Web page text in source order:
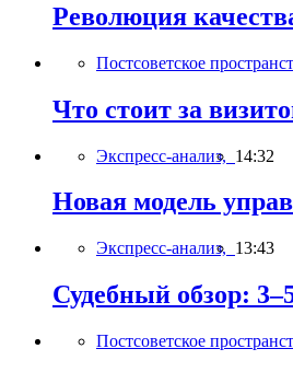
Революция
Постсоветское
Что стоит за
Экспресс-анализ, 14:32
Новая модель
Экспресс-анализ, 13:43
Судебный обзор:
Постсоветское